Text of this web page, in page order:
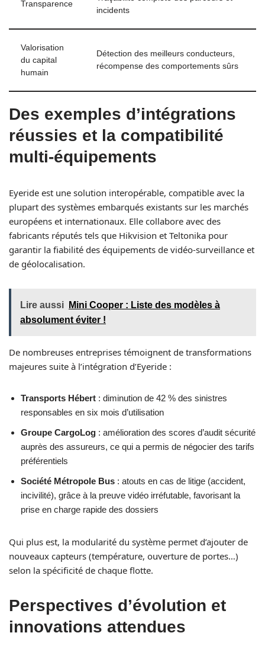
Transparence
incidents
Valorisation
du capital
humain
Détection des meilleurs conducteurs,
récompense des comportements sûrs
Des exemples d’intégrations
réussies et la compatibilité
multi-équipements
Eyeride est une solution interopérable, compatible avec la
plupart des systèmes embarqués existants sur les marchés
européens et internationaux. Elle collabore avec des
fabricants réputés tels que Hikvision et Teltonika pour
garantir la fiabilité des équipements de vidéo-surveillance et
de géolocalisation.
Lire aussi
Mini Cooper : Liste des modèles à
absolument éviter !
De nombreuses entreprises témoignent de transformations
majeures suite à l’intégration d’Eyeride :
Transports Hébert : diminution de 42 % des sinistres
responsables en six mois d’utilisation
Groupe CargoLog : amélioration des scores d’audit sécurité
auprès des assureurs, ce qui a permis de négocier des tarifs
préférentiels
Société Métropole Bus : atouts en cas de litige (accident,
incivilité), grâce à la preuve vidéo irréfutable, favorisant la
prise en charge rapide des dossiers
Qui plus est, la modularité du système permet d’ajouter de
nouveaux capteurs (température, ouverture de portes…)
selon la spécificité de chaque flotte.
Perspectives d’évolution et
innovations attendues